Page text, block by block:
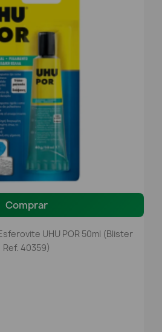
Comprar
UHU POR 50ml (Blister
Ref. 40359)